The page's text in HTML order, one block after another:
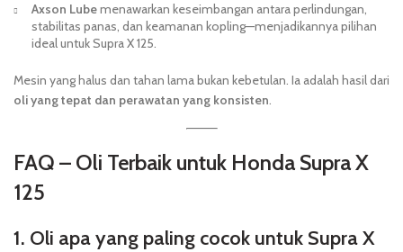
Axson Lubemenawarkan keseimbangan antara perlindungan,
stabilitas panas, dan keamanan kopling—menjadikannya pilihan
ideal untuk Supra X 125.
Mesin yang halus dan tahan lama bukan kebetulan. Ia adalah hasil dari
oli yang tepat dan perawatan yang konsisten.
FAQ – Oli Terbaik untuk Honda Supra X
125
1. Oli apa yang paling cocok untuk Supra X